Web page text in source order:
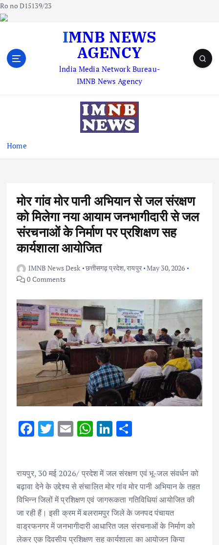
Ro no D15139/23
IMNB NEWS
AGENCY
lndia Media Network Bureau-
IMNB News Agency
Home
मोर गांव मोर पानी अभियान से जल संरक्षण
को मिलेगा नया आयाम जनभागीदारी से जल
संरचनाओं के निर्माण पर प्रशिक्षण सह
कार्यशाला आयोजित
IMNB News Desk छत्तीसगढ़ प्रदेश,रायपुर May 30, 2026
0 Comments
F
b
o
o
k
T
te
r
E
l
W
s
A
p
p
Li
e
dI
n
e
रायपुर, 30 मई 2026/ प्रदेश में जल संरक्षण एवं भू-जल संवर्धन को
बढ़ावा देने के उद्देश्य से संचालित मोर गांव मोर पानी अभियान के तहत
विभिन्न जिलों में प्रशिक्षण एवं जागरूकता गतिविधियां आयोजित की
जा रही हैं। इसी क्रम में बलरामपुर जिले के जनपद पंचायत
वाड्रफनगर में जनभागीदारी आधारित जल संरचनाओं के निर्माण को
लेकर एक दिवसीय प्रशिक्षण सह कार्यशाला का आयोजन किया